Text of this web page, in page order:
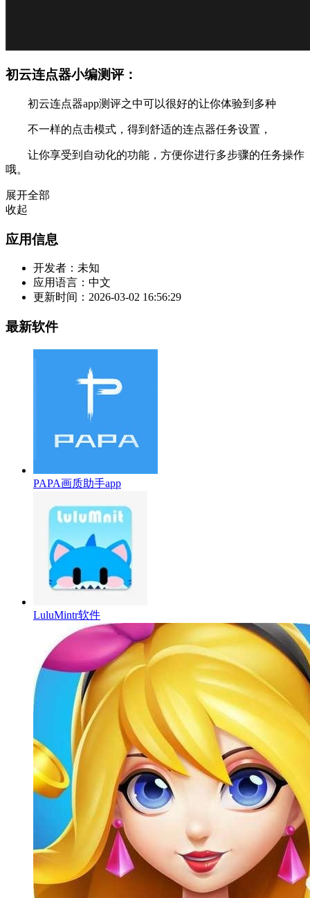
初云连点器小编测评：
初云连点器app测评之中可以很好的让你体验到多种
不一样的点击模式，得到舒适的连点器任务设置，
让你享受到自动化的功能，方便你进行多步骤的任务操作
哦。
展开全部
收起
应用信息
开发者： 未知
应用语言： 中文
更新时间： 2026-03-02 16:56:29
最新软件
PAPA画质助手app
LuluMintr软件